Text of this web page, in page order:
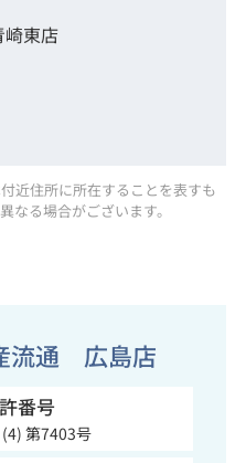
崎東店
近住所に所在することを表すも
なる場合がございます。
流通 広島店
番号
第7403号